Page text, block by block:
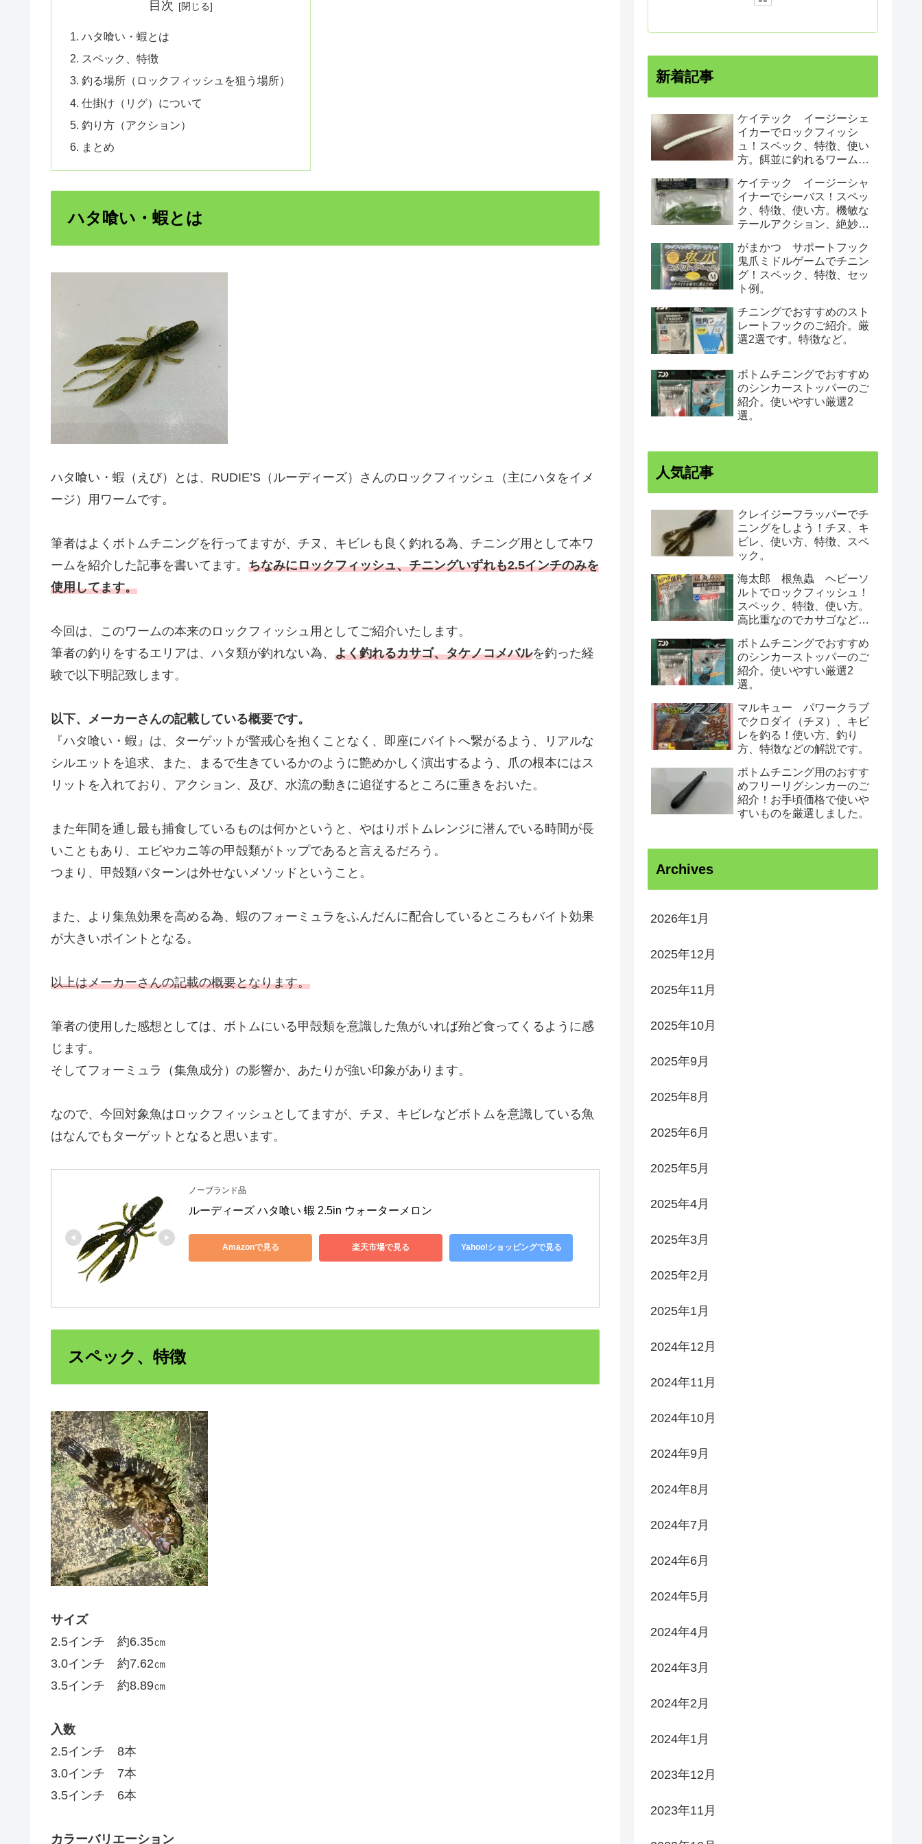
目次
ハタ喰い・蝦とは
スペック、特徴
釣る場所（ロックフィッシュを狙う場所）
仕掛け（リグ）について
釣り方（アクション）
まとめ
ハタ喰い・蝦とは
ハタ喰い・蝦（えび）とは、RUDIE’S（ルーディーズ）さんのロックフィッシュ（主にハタをイメ
ージ）用ワームです。
筆者はよくボトムチニングを行ってますが、チヌ、キビレも良く釣れる為、チニング用として本ワ
ームを紹介した記事を書いてます。 ちなみにロックフィッシュ、チニングいずれも2.5インチのみを
使用してます。
今回は、このワームの本来のロックフィッシュ用としてご紹介いたします。
筆者の釣りをするエリアは、ハタ類が釣れない為、 よく釣れるカサゴ、タケノコメバルを釣った経
験で以下明記致します。
以下、メーカーさんの記載している概要です。
『ハタ喰い・蝦』は、ターゲットが警戒心を抱くことなく、即座にバイトへ繋がるよう、リアルな
シルエットを追求、また、まるで生きているかのように艶めかしく演出するよう、爪の根本にはス
リットを入れており、アクション、及び、水流の動きに追従するところに重きをおいた。
また年間を通し最も捕食しているものは何かというと、やはりボトムレンジに潜んでいる時間が長
いこともあり、エビやカニ等の甲殻類がトップであると言えるだろう。
つまり、甲殻類パターンは外せないメソッドということ。
また、より集魚効果を高める為、蝦のフォーミュラをふんだんに配合しているところもバイト効果
が大きいポイントとなる。
以上はメーカーさんの記載の概要となります。
筆者の使用した感想としては、ボトムにいる甲殻類を意識した魚がいれば殆ど食ってくるように感
じます。
そしてフォーミュラ（集魚成分）の影響か、あたりが強い印象があります。
なので、今回対象魚はロックフィッシュとしてますが、チヌ、キビレなどボトムを意識している魚
はなんでもターゲットとなると思います。
ノーブランド品
ルーディーズ ハタ喰い 蝦 2.5in ウォーターメロン
Amazonで見る 楽天市場で見る Yahoo!ショッピングで見る
スペック、特徴
サイズ
2.5インチ 約6.35㎝
3.0インチ 約7.62㎝
3.5インチ 約8.89㎝
入数
2.5インチ 8本
3.0インチ 7本
3.5インチ 6本
カラーバリエーション
新着記事
ケイテック イージーシェ
イカーでロックフィッシ
ュ！スペック、特徴、使い
方。餌並に釣れるワームで
ケイテック イージーシャ
イナーでシーバス！スペッ
ク、特徴、使い方。機敏な
テールアクション、絶妙な
ルする！
がまかつ サポートフック
鬼爪ミドルゲームでチニン
グ！スペック、特徴、セッ
ト例。
チニングでおすすめのスト
レートフックのご紹介。厳
選2選です。特徴など。
ボトムチニングでおすすめ
のシンカーストッパーのご
紹介。使いやすい厳選2
選。
人気記事
クレイジーフラッパーでチ
ニングをしよう！チヌ、キ
ビレ、使い方、特徴、スペ
ック。
海太郎 根魚蟲 ヘビーソ
ルトでロックフィッシュ！
スペック、特徴、使い方。
高比重なのでカサゴなど根
根がかりしにくいです。
ボトムチニングでおすすめ
のシンカーストッパーのご
紹介。使いやすい厳選2
選。
マルキュー パワークラブ
でクロダイ（チヌ）、キビ
レを釣る！使い方、釣り
方、特徴などの解説です。
ボトムチニング用のおすす
めフリーリグシンカーのご
紹介！お手頃価格で使いや
すいものを厳選しました。
Archives
2026年1月
2025年12月
2025年11月
2025年10月
2025年9月
2025年8月
2025年6月
2025年5月
2025年4月
2025年3月
2025年2月
2025年1月
2024年12月
2024年11月
2024年10月
2024年9月
2024年8月
2024年7月
2024年6月
2024年5月
2024年4月
2024年3月
2024年2月
2024年1月
2023年12月
2023年11月